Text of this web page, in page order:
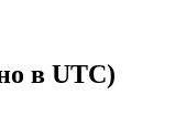
в UTC)